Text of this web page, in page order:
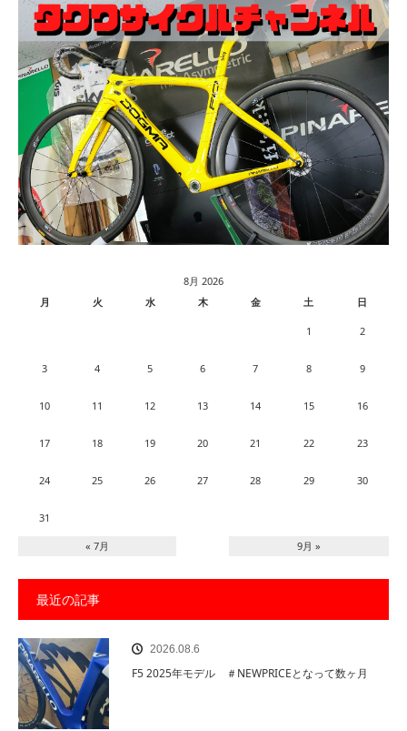
8月 2026
月
火 水 木 金 土 日
1 2
3 4 5 6 7 8 9
10 11 12 13 14 15 16
17 18 19 20 21 22 23
24 25 26 27 28 29 30
31
« 7月 9月 »
最近の記事
2026.08.6
F5 2025年モデル ＃NEWPRICEとなって数ヶ月